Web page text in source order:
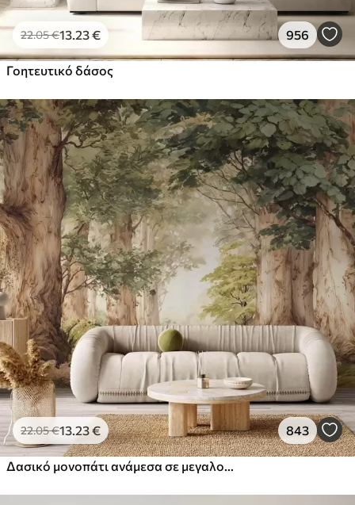
22.05€13 .23€ 956
Γοητευτικό δάσος
22.05€13 .23€ 843